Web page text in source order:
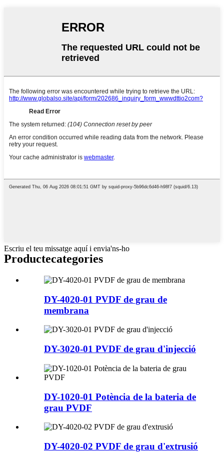
Escriu el teu missatge aquí i envia'ns-ho
Productecategories
DY-4020-01 PVDF de grau de
membrana
DY-3020-01 PVDF de grau d'injecció
DY-1020-01 Potència de la bateria de
grau PVDF
DY-4020-02 PVDF de grau d'extrusió